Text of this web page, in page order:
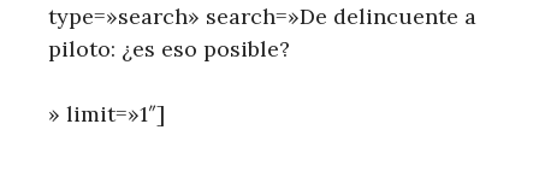
type=»search» search=»De delincuente a
piloto: ¿es eso posible?
» limit=»1″]